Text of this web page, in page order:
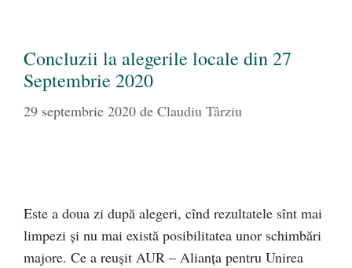
Concluzii la alegerile locale din 27
Septembrie 2020
29 septembrie 2020 de Claudiu Târziu
Este a doua zi după alegeri, cînd rezultatele sînt mai
limpezi și nu mai există posibilitatea unor schimbări
majore. Ce a reușit AUR – Alianța pentru Unirea